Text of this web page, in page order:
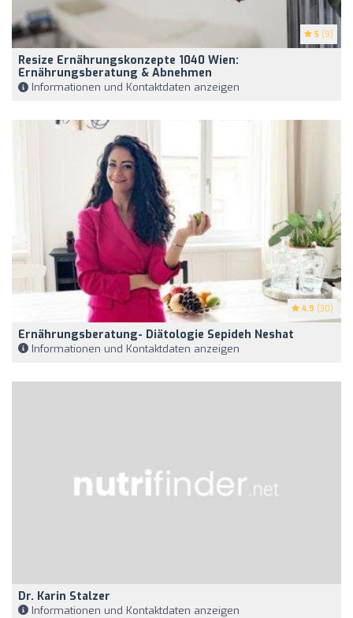
5 (9)
Resize Ernährungskonzepte 1040 Wien:
Ernährungsberatung & Abnehmen
Informationen und Kontaktdaten anzeigen
4.9 (30)
Ernährungsberatung- Diätologie Sepideh Neshat
Informationen und Kontaktdaten anzeigen
Dr. Karin Stalzer
Informationen und Kontaktdaten anzeigen